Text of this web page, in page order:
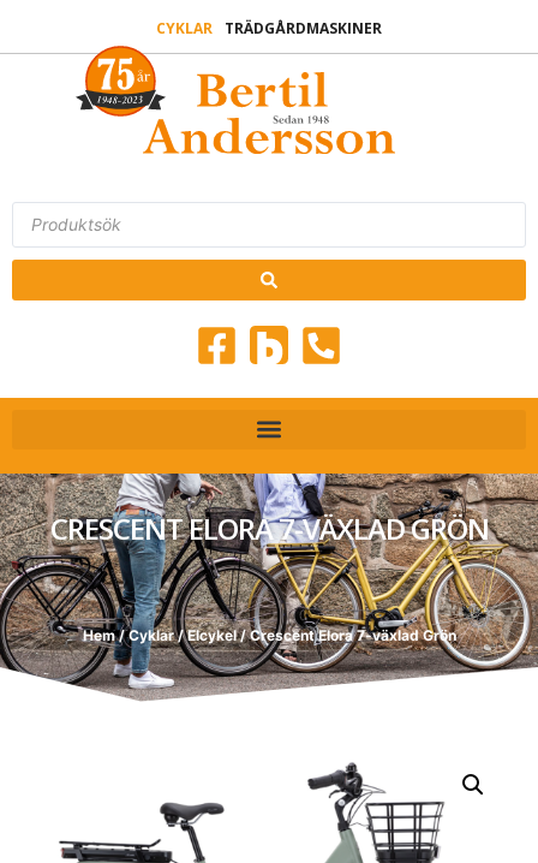
CYKLAR TRÄDGÅRDMASKINER
CRESCENT ELORA 7-VÄXLAD GRÖN
Hem/Cyklar/Elcykel/ Crescent Elora 7-växlad Grön